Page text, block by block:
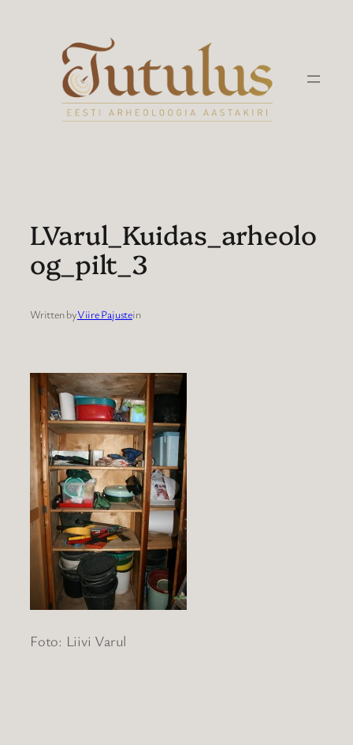
LVarul_Kuidas_arheolo
og_pilt_3
Written byViire Pajustein
Foto: Liivi Varul